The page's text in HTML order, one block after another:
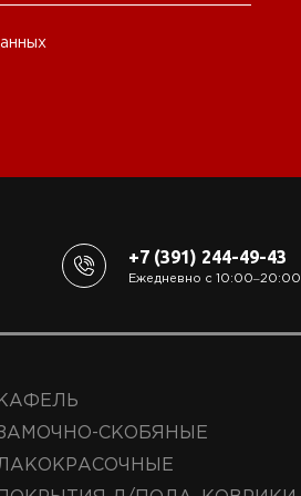
+7 (391) 244-49-43
Ежедневно с 10:00‒20:00
КАФЕЛЬ
СКОБЯНЫЕ